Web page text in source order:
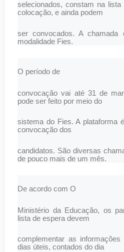
selecionados, constam na
colocação, e ainda podem
ser convocados. A
modalidade Fies.
O período de
convocação vai até 31 de
pode ser feito por meio do
sistema do Fies. A plataforma
convocação dos
candidatos. São diversas
de pouco mais de um mês.
De acordo com O
Ministério da Educação, os
lista de espera devem
complementar as
dias úteis, contados do dia